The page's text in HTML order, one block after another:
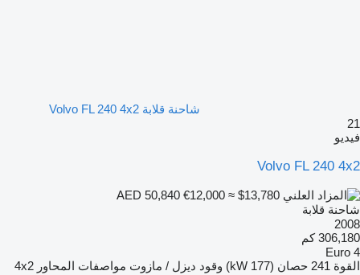
شاحنة قلابة Volvo FL 240 4x2
21
فيديو
Volvo FL 240 4x2
€12,000 ≈ $13,780
شاحنة قلابة
2008
306,180 كم
Euro 4
القوة 241 حصان (177 kW) وقود ديزل / مازوت مواصفات المحاور 4x2